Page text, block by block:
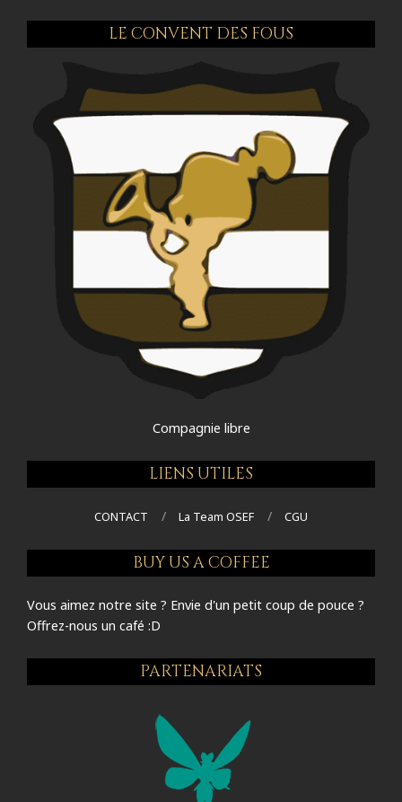
LE CONVENT DES FOUS
Compagnie libre
LIENS UTILES
CONTACT La Team OSEF CGU
BUY US A COFFEE
Vous aimez notre site ? Envie d'un petit coup de pouce ?
Offrez-nous un café :D
PARTENARIATS